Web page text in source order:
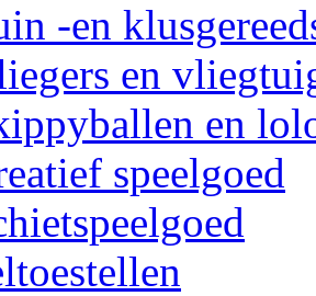
-en
en
en
speelgoed